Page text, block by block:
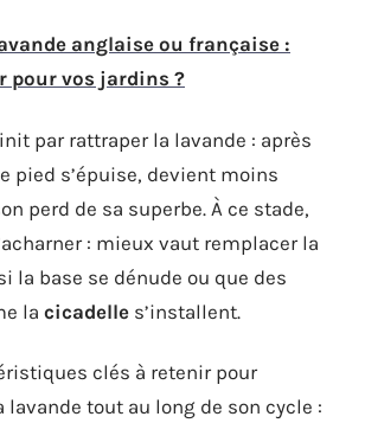
anglaise ou française :
pour vos jardins ?
par rattraper la lavande : après
pied s’épuise, devient moins
perd de sa superbe. À ce stade,
: mieux vaut remplacer la
la base se dénude ou que des
la cicadelle s’installent.
clés à retenir pour
lavande tout au long de son cycle :